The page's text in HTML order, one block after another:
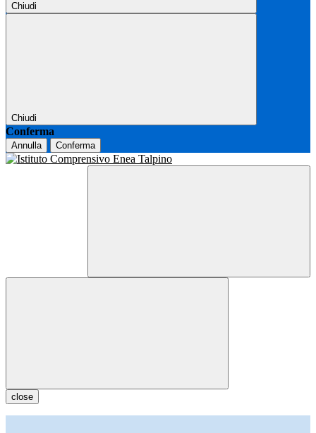
Chiudi
Chiudi
Conferma
Annulla Conferma
close